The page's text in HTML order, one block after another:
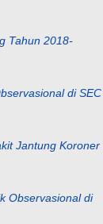
Tahun 2018-
di SEC
Jantung Koroner
Observasional di